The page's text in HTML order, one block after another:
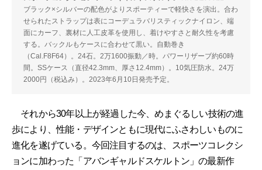
ブラック×シルバーの配色がよりスポーティーで軽快さを演出。合わ
せられたストラップは表にコーデュラバリスティックナイロン、端
面にカーフ、裏材に人工皮革を使用し、着けやすさと耐久性を考慮
する。バックルもケースに合わせて黒い。自動巻き
（Cal.F8F64）。24石。2万1600振動／時。パワーリザーブ約60時
間。SSケース（直径42.3mm、厚さ12.4mm）。10気圧防水。24万
2000円（税込み）。2023年6月10日発売予定。
それから30年以上が経過した今、めまぐるしい技術の進
歩により、性能・デザインともに現代にふさわしいものに
進化を遂げている。今回注目するのは、スポーツコレクシ
ョンに加わった「アバンギャルドスケルトン」の最新作